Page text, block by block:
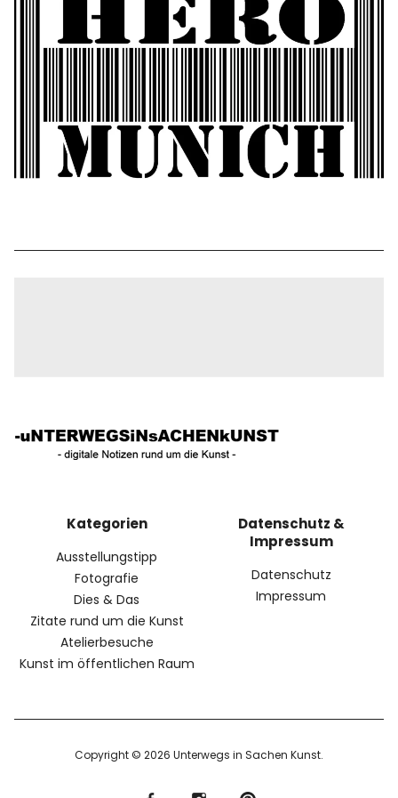
Kategorien
Ausstellungstipp
Fotografie
Dies & Das
Zitate rund um die Kunst
Atelierbesuche
Kunst im öffentlichen Raum
Datenschutz &
Impressum
Datenschutz
Impressum
Copyright © 2026 Unterwegs in Sachen Kunst